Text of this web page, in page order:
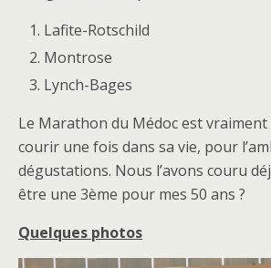
Lafite-Rotschild
Montrose
Lynch-Bages
Le Marathon du Médoc est vraiment
courir une fois dans sa vie, pour
dégustations. Nous l’avons couru
être une 3ème pour mes 50 ans ?
Quelques photos